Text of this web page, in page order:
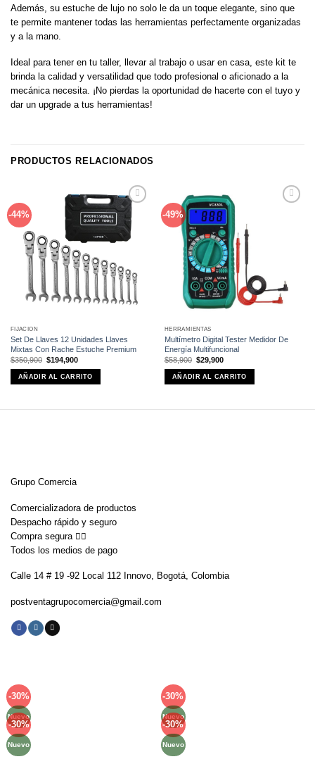
Además, su estuche de lujo no solo le da un toque elegante, sino que
te permite mantener todas las herramientas perfectamente organizadas
y a la mano.
Ideal para tener en tu taller, llevar al trabajo o usar en casa, este kit te
brinda la calidad y versatilidad que todo profesional o aficionado a la
mecánica necesita. ¡No pierdas la oportunidad de hacerte con el tuyo y
dar un upgrade a tus herramientas!
PRODUCTOS RELACIONADOS
-44%
Añadir
a la
lista de
deseos
FIJACIÓN
Set De Llaves 12 Unidades Llaves
Mixtas Con Rache Estuche Premium
$350,900 El
precio
original
era:
$350,900.
$194,900El
actual
es:
$194,900.
AÑADIR AL CARRITO
-49%
HERRAMIENTAS
Multímetro Digital Tester Medidor De
Energía Multifuncional
$58,900 El
precio
original
era:
$58,900.
$29,900El
actual
es:
$29,900.
AÑADIR AL CARRITO
Grupo Comercia
Comercializadora de productos
Despacho rápido y seguro
Compra segura 👇🏼
Todos los medios de pago
Calle 14 # 19 -92 Local 112 Innovo, Bogotá, Colombia
postventagrupocomercia@gmail.com
-30%
Nuevo
-30%
Nuevo
-30%
Nuevo
-30%
Nuevo